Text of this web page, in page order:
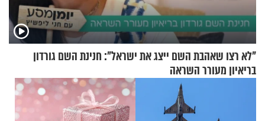
"לא רצו שאהבת השם ייצג את ישראל": חנינת השם גורדון
בריאיון מעורר השראה